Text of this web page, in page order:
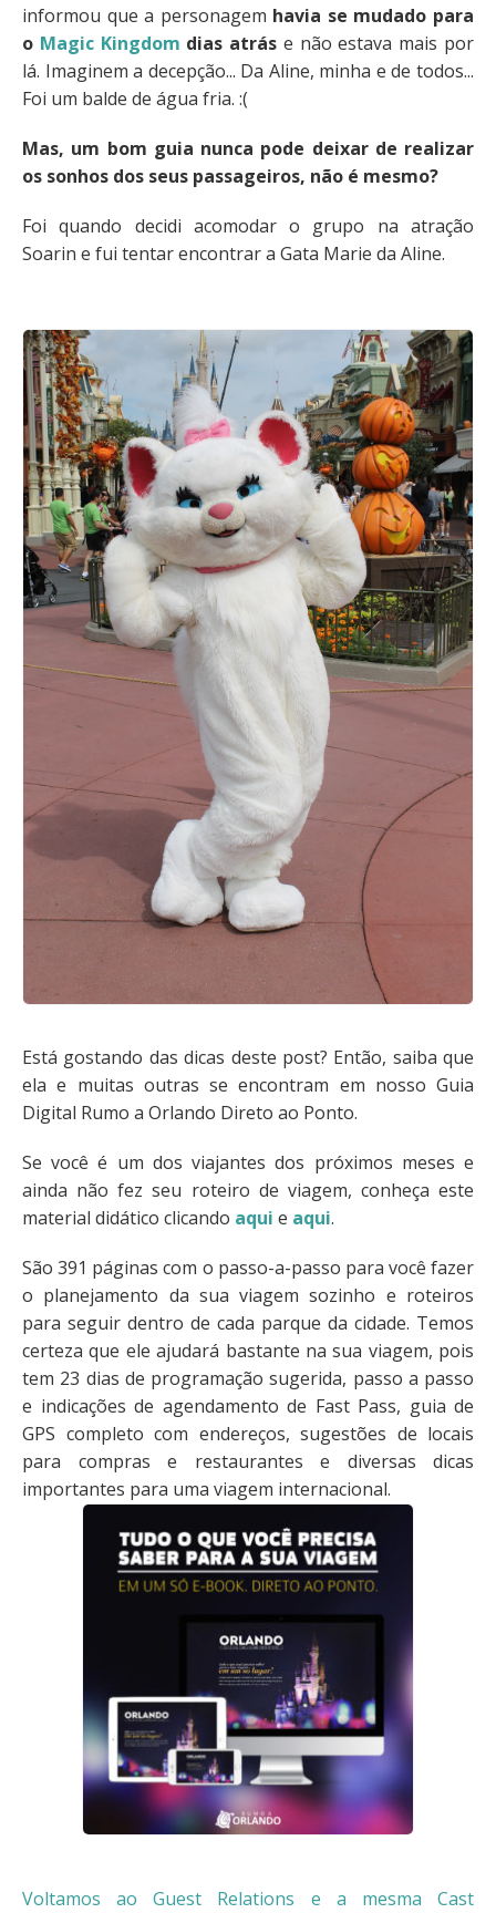
informou que a personagem havia se mudado para
o Magic Kingdom dias atrás e não estava mais por
lá. Imaginem a decepção... Da Aline, minha e de todos...
Foi um balde de água fria. :(
Mas, um bom guia nunca pode deixar de realizar
os sonhos dos seus passageiros, não é mesmo?
Foi quando decidi acomodar o grupo na atração
Soarin e fui tentar encontrar a Gata Marie da Aline.
Está gostando das dicas deste post? Então, saiba que
ela e muitas outras se encontram em nosso Guia
Digital Rumo a Orlando Direto ao Ponto.
Se você é um dos viajantes dos próximos meses e
ainda não fez seu roteiro de viagem, conheça este
material didático clicando aqui e aqui.
São 391 páginas com o passo-a-passo para você fazer
o planejamento da sua viagem sozinho e roteiros
para seguir dentro de cada parque da cidade. Temos
certeza que ele ajudará bastante na sua viagem, pois
tem 23 dias de programação sugerida, passo a passo
e indicações de agendamento de Fast Pass, guia de
GPS completo com endereços, sugestões de locais
para compras e restaurantes e diversas dicas
importantes para uma viagem internacional.
Voltamos ao Guest Relations e a mesma Cast